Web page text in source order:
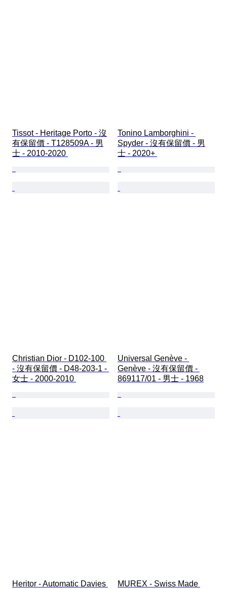
Tissot - Heritage Porto - 沒
有保留價 - T128509A - 男
士 - 2010-2020
Tonino Lamborghini -
Spyder - 沒有保留價 - 男
士 - 2020+
Christian Dior - D102-100
- 沒有保留價 - D48-203-1 -
女士 - 2000-2010
Universal Genève -
Genève - 沒有保留價 -
869117/01 - 男士 - 1968
Heritor - Automatic Davies
MUREX - Swiss Made